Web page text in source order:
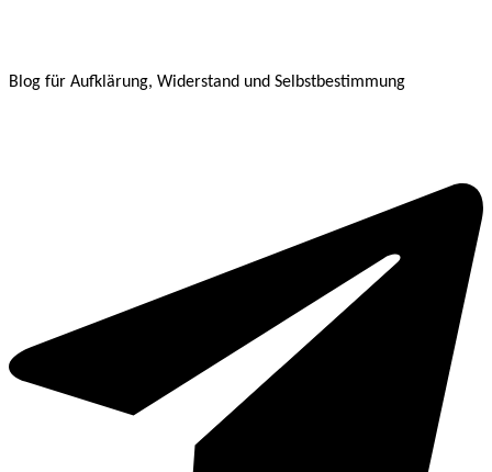
Blog für Aufklärung, Widerstand und Selbstbestimmung